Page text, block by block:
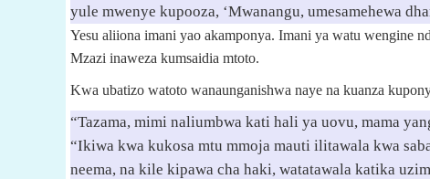
yule mwenye kupooza, ‘Mwanangu, umesamehewa
Yesu aliiona imani yao akamponya. Imani ya watu
Mzazi inaweza kumsaidia mtoto.
Kwa ubatizo watoto wanaunganishwa naye na kuanza
“Tazama, mimi naliumbwa kati hali ya uovu, mama
“Ikiwa kwa kukosa mtu mmoja mauti ilitawala kwa
neema, na kile kipawa cha haki, watatawala katika